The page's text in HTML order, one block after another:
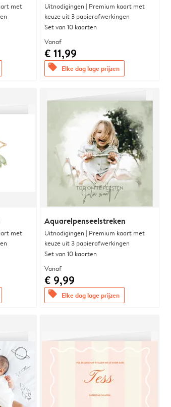
met
Uitnodigingen | Premium kaart met
keuze uit 3 papierafwerkingen
Set van 10 kaarten
Vanaf
€ 11,99
offers Elke dag lage prijzen
met
Aquarelpenseelstreken
Uitnodigingen | Premium kaart met
keuze uit 3 papierafwerkingen
Set van 10 kaarten
Vanaf
€ 9,99
offers Elke dag lage prijzen